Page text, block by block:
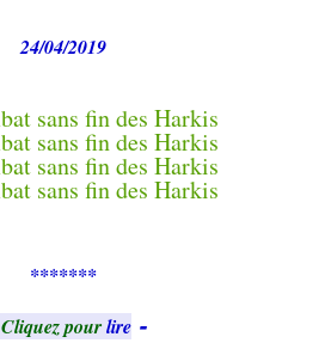
24/04/2019
*******
Cliquez pourlire -